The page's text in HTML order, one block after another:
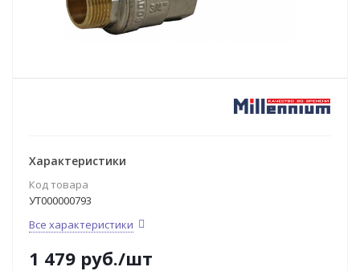
Характеристики
Код товара
УТ000000793
Все характеристики
1 479 руб./шт